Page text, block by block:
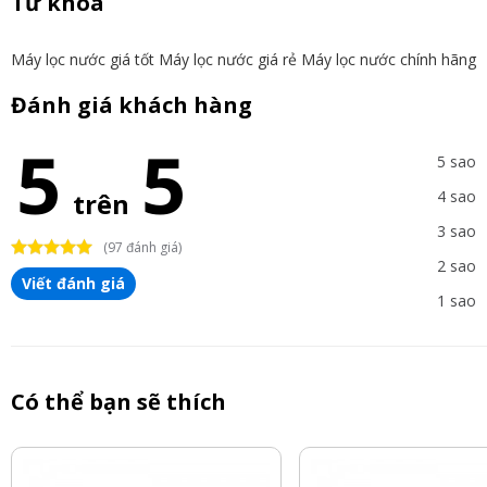
Máy lọc nước giá tốt Máy lọc nước giá rẻ Máy lọc nước chính hãng
Đánh giá khách hàng
5 trên 5
(97 đánh giá)
Viết đánh giá
5 sao
4 sao
3 sao
2 sao
1 sao
Có thể bạn sẽ thích